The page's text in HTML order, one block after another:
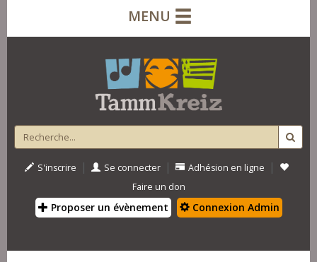
MENU
S'inscrire | Se connecter | Adhésion en ligne |
Faire un don
Proposer un évènement Connexion Admin